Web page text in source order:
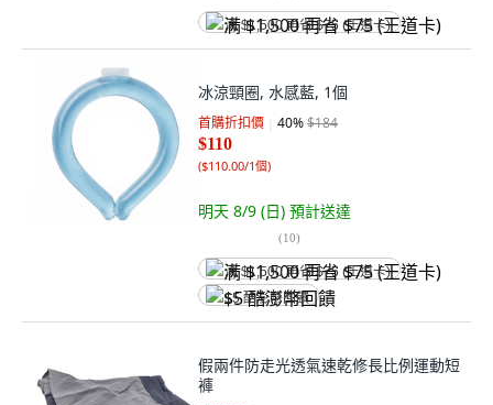
满 $1,500 再省 $75 (王道卡)
冰涼頸圈, 水感藍, 1個
首購折扣價 40%$184
$110
($110.00/1個)
明天 8/9 (日) 預計送達
(10)
满 $1,500 再省 $75 (王道卡)
$5 酷澎幣回饋
假兩件防走光透氣速乾修長比例運動短
褲